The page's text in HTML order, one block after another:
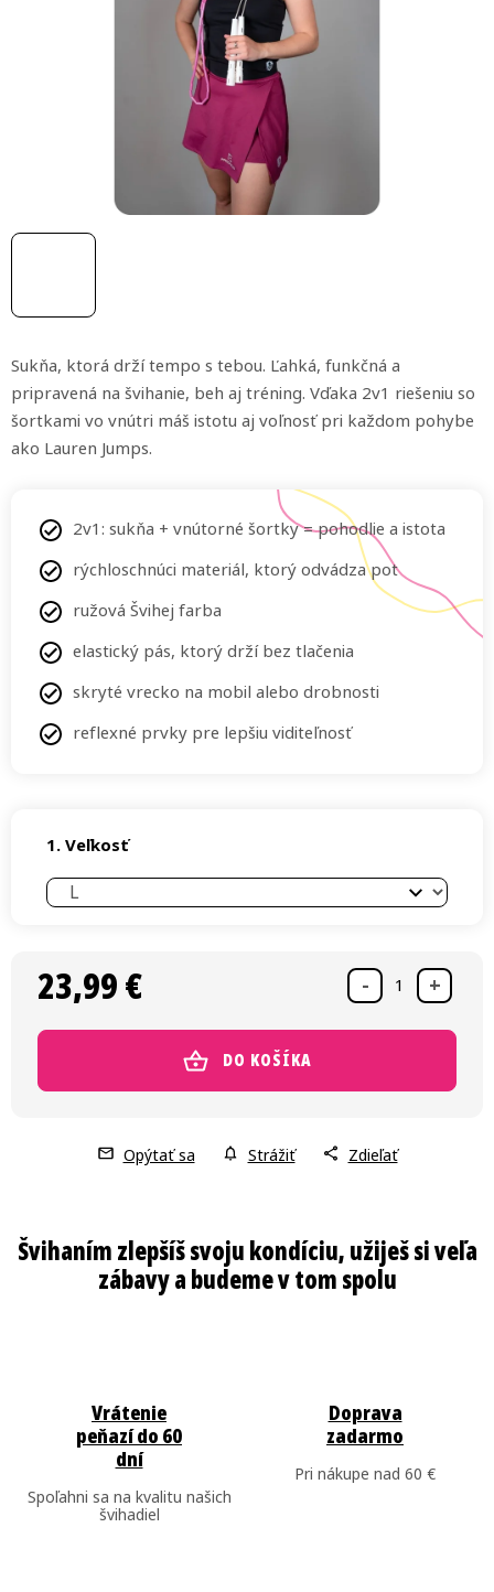
Sukňa, ktorá drží tempo s tebou. Ľahká, funkčná a
pripravená na švihanie, beh aj tréning. Vďaka 2v1 riešeniu so
šortkami vo vnútri máš istotu aj voľnosť pri každom pohybe
ako Lauren Jumps.
2v1: sukňa + vnútorné šortky = pohodlie a istota
rýchloschnúci materiál, ktorý odvádza pot
ružová Švihej farba
elastický pás, ktorý drží bez tlačenia
skryté vrecko na mobil alebo drobnosti
reflexné prvky pre lepšiu viditeľnosť
Veľkosť
23,99 € Jednotková cena:
DO KOŠÍKA
Opýtať sa Strážiť Zdieľať
Vrátenie
peňazí do 60
dní
Spoľahni sa na kvalitu našich
švihadiel
Doprava
zadarmo
Pri nákupe nad 60 €